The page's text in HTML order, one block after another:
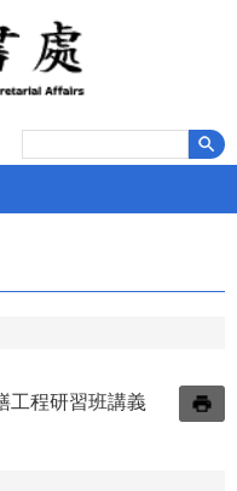
工程研習班講義